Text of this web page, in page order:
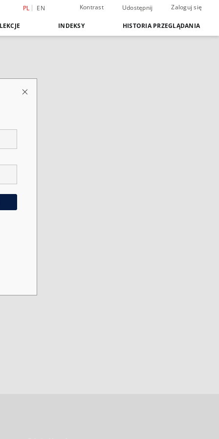
PL EN Kontrast Udostępnij Zaloguj się
INDEKSY HISTORIA PRZEGLĄDANIA